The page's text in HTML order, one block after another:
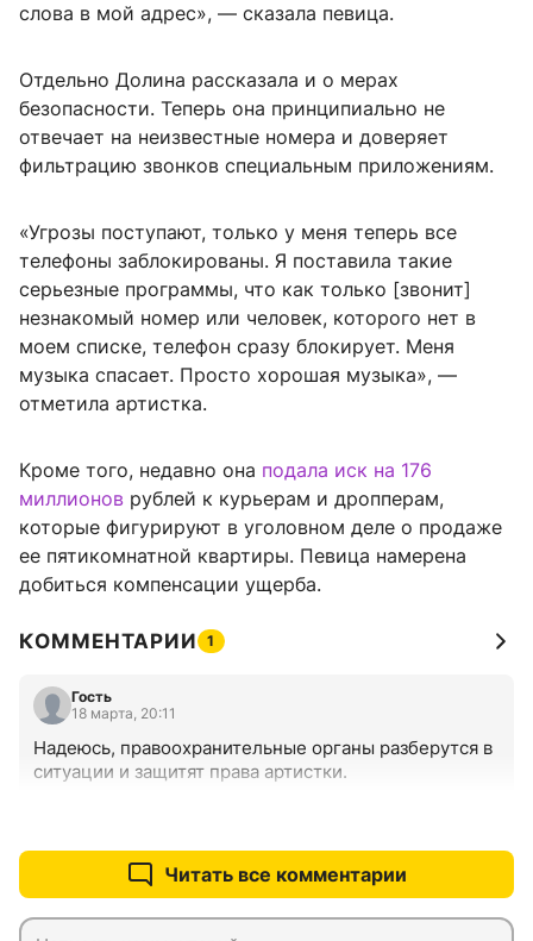
слова в мой адрес», — сказала певица.
Отдельно Долина рассказала и о мерах
безопасности. Теперь она принципиально не
отвечает на неизвестные номера и доверяет
фильтрацию звонков специальным приложениям.
«Угрозы поступают, только у меня теперь все
телефоны заблокированы. Я поставила такие
серьезные программы, что как только [звонит]
незнакомый номер или человек, которого нет в
моем списке, телефон сразу блокирует. Меня
музыка спасает. Просто хорошая музыка», —
отметила артистка.
Кроме того, недавно она подала иск на 176
миллионов рублей к курьерам и дропперам,
которые фигурируют в уголовном деле о продаже
ее пятикомнатной квартиры. Певица намерена
добиться компенсации ущерба.
КОММЕНТАРИИ 1
Гость
18 марта, 20:11
Надеюсь, правоохранительные органы разберутся в
ситуации и защитят права артистки.
Читать все комментарии